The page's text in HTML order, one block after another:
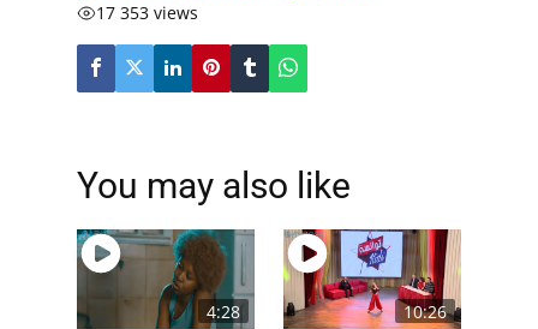
17 353 views
You may also like
4:28 10:26